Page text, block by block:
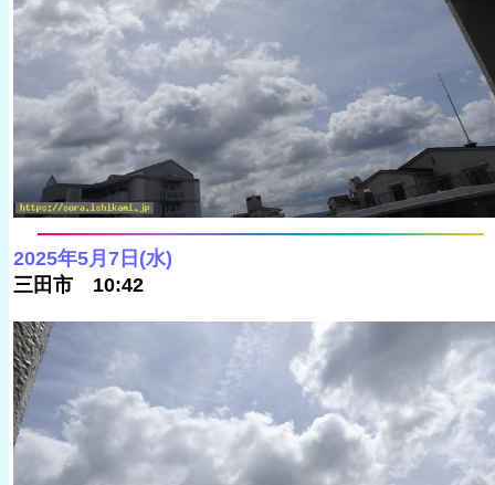
2025年5月7日(水)
三田市 10:42